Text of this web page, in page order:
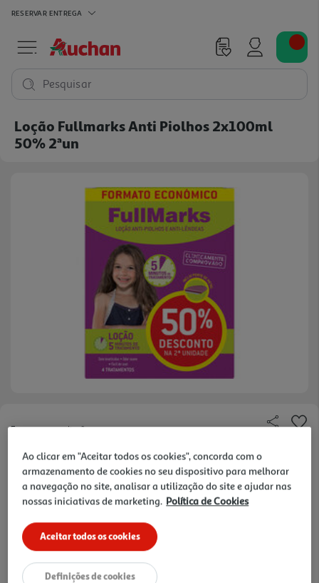
RESERVAR ENTREGA
Pesquisar
Loção Fullmarks Anti Piolhos 2x100ml
50% 2ªun
Faça a sua avaliação
161.2 €/Lt
32,24 €
Notas de preparação
Ao clicar em "Aceitar todos os cookies", concorda com o
armazenamento de cookies no seu dispositivo para melhorar
a navegação no site, analisar a utilização do site e ajudar nas
nossas iniciativas de marketing. Política de Cookies
Aceitar todos os cookies
Definições de cookies